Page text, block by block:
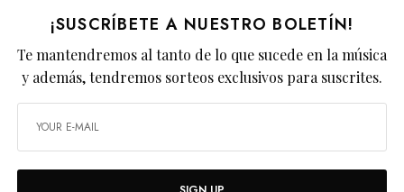
¡SUSCRÍBETE A NUESTRO BOLETÍN!
Te mantendremos al tanto de lo que sucede en la música
y además, tendremos sorteos exclusivos para suscrites.